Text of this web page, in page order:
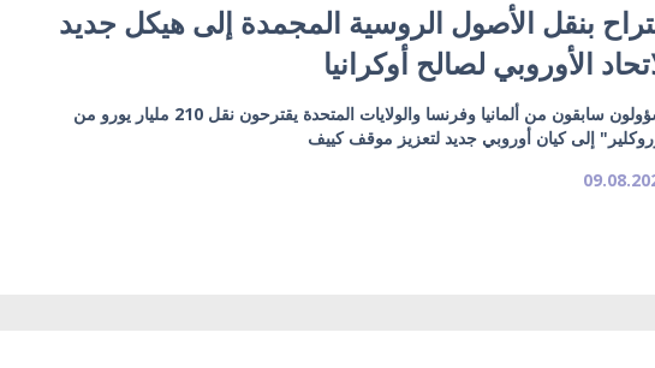
بنقل الأصول الروسية المجمدة إلى هيكل جديد
الأوروبي لصالح أوكرانيا
مسؤولون سابقون من ألمانيا وفرنسا والولايات المتحدة يقترحون نقل 210 مليار يورو من
إلى كيان أوروبي جديد لتعزيز موقف كييف